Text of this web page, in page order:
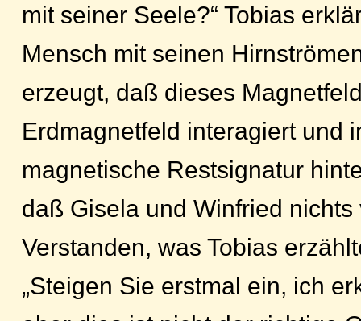
mit seiner Seele?“ Tobias
Mensch mit seinen
erzeugt, daß dieses
Erdmagnetfeld interagiert und
magnetische Restsignatur
daß Gisela und Winfried nichts
Verstanden, was Tobias
„Steigen Sie erstmal ein, ich